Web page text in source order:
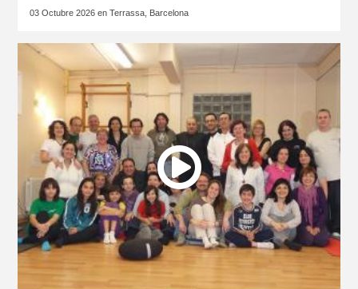
03 Octubre 2026 en Terrassa, Barcelona